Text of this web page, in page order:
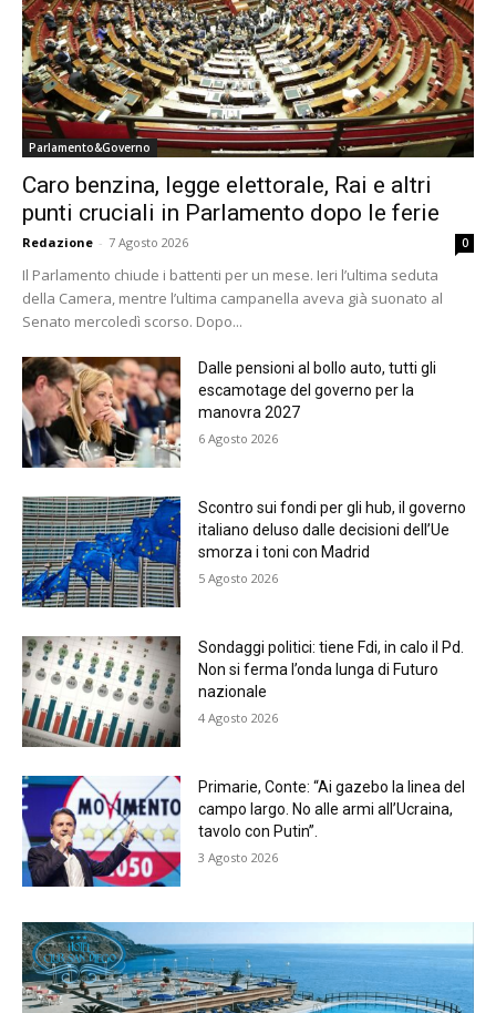
Parlamento&Governo
Caro benzina, legge elettorale, Rai e altri
punti cruciali in Parlamento dopo le ferie
Redazione - 7 Agosto 2026 0
Il Parlamento chiude i battenti per un mese. Ieri l’ultima seduta
della Camera, mentre l’ultima campanella aveva già suonato al
Senato mercoledì scorso. Dopo...
Dalle pensioni al bollo auto, tutti gli
escamotage del governo per la
manovra 2027
6 Agosto 2026
Scontro sui fondi per gli hub, il governo
italiano deluso dalle decisioni dell’Ue
smorza i toni con Madrid
5 Agosto 2026
Sondaggi politici: tiene Fdi, in calo il Pd.
Non si ferma l’onda lunga di Futuro
nazionale
4 Agosto 2026
Primarie, Conte: “Ai gazebo la linea del
campo largo. No alle armi all’Ucraina,
tavolo con Putin”.
3 Agosto 2026